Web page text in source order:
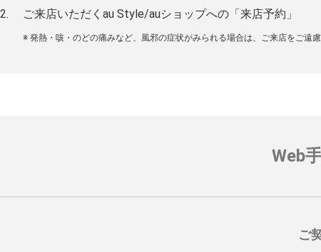
ご来店いただくau Style/auショップへの「来店予約」
※ 発熱・咳・のどの痛みなど、風邪の症状がみられる場合は、ご来店をご遠慮
Web
ご